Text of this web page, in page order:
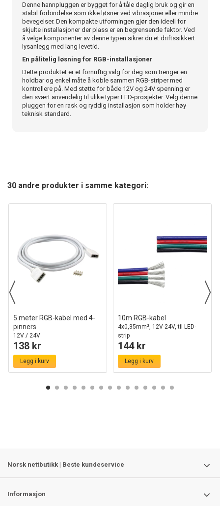
Denne hannpluggen er bygget for å tåle daglig bruk og gir en
stabil forbindelse som ikke løsner ved vibrasjoner eller mindre
bevegelser. Den kompakte utformingen gjør den ideell for
skjulte installasjoner der plass er en begrensende faktor. Ved
å velge komponenter av denne typen sikrer du et driftssikkert
lysanlegg med lang levetid.
En pålitelig løsning for RGB-installasjoner
Dette produktet er et fornuftig valg for deg som trenger en
holdbar og enkel måte å koble sammen RGB-striper med
kontrollere på. Med støtte for både 12V og 24V spenning er
den svært anvendelig til ulike typer LED-prosjekter. Velg denne
pluggen for en rask og ryddig installasjon som holder høy
teknisk standard.
30 andre produkter i samme kategori:
5 meter RGB-kabel med 4-
pinners
12V / 24V
138 kr
Legg i kurv
10m RGB-kabel
4x0,35mm², 12V-24V, til LED-
strip
144 kr
Legg i kurv
Norsk nettbutikk | Beste kundeservice
Informasjon